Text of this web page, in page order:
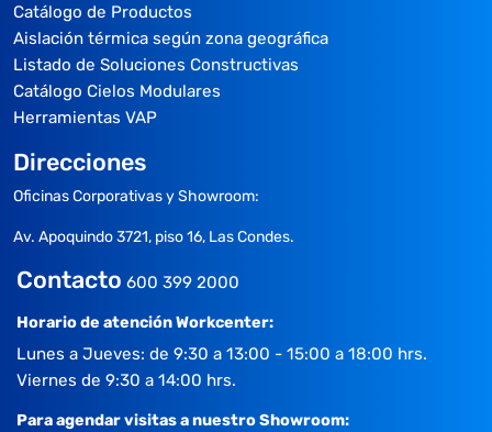
Catálogo de Productos
Aislación térmica según zona geográfica
Listado de Soluciones Constructivas
Catálogo Cielos Modulares
Herramientas VAP
Direcciones
Oficinas Corporativas y Showroom:
Av. Apoquindo 3721, piso 16, Las Condes.
Contacto 600 399 2000
Horario de atención Workcenter:
Lunes a Jueves: de 9:30 a 13:00 - 15:00 a 18:00 hrs.
Viernes de 9:30 a 14:00 hrs.
Para agendar visitas a nuestro Showroom: